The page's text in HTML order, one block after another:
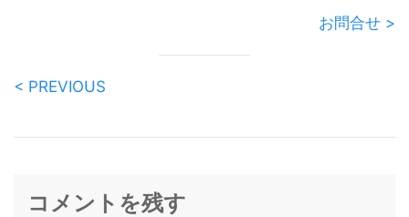
お問合せ >
< PREVIOUS
コメントを残す